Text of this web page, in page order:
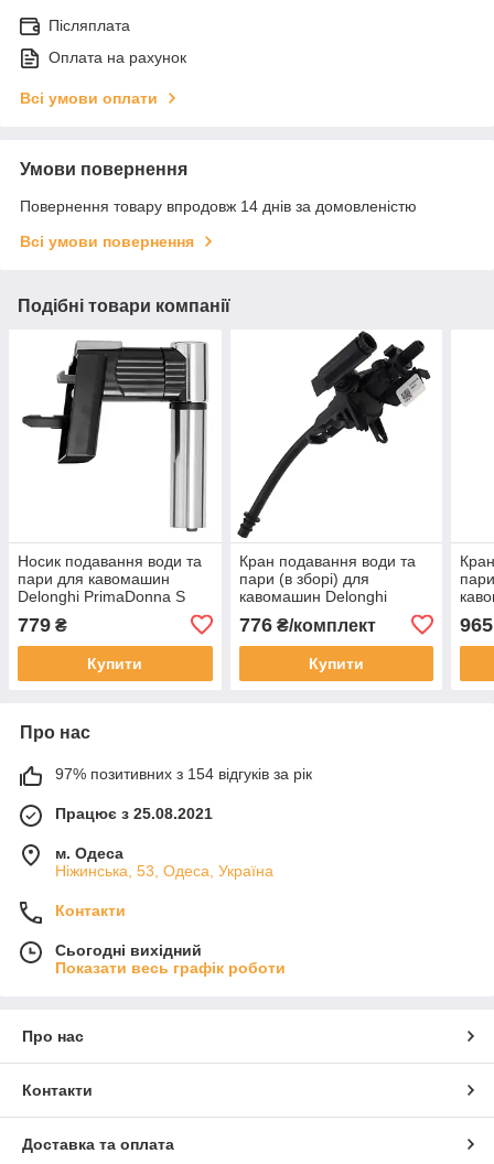
Післяплата
Оплата на рахунок
Всі умови оплати
Умови повернення
Повернення товару впродовж 14 днів за домовленістю
Всі умови повернення
Подібні товари компанії
Носик подавання води та
пари для кавомашин
Delonghi PrimaDonna S
779 ₴
Купити
Кран подавання води та
пари (в зборі) для
кавомашин Delonghi
AS00002657
776₴/комплект
Купити
965
Про нас
97% позитивних з 154 відгуків за рік
Працює з 25.08.2021
м. Одеса
Ніжинська, 53, Одеса, Україна
Контакти
Сьогодні вихідний
Показати весь графік роботи
Про нас
Контакти
Доставка та оплата